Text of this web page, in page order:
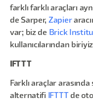
farklı farklı araçları
de Sarper, Zapier
var; biz de Brick
kullanıcılarından
IFTTT
Farklı araçlar
alternatifi
IFTTT
de